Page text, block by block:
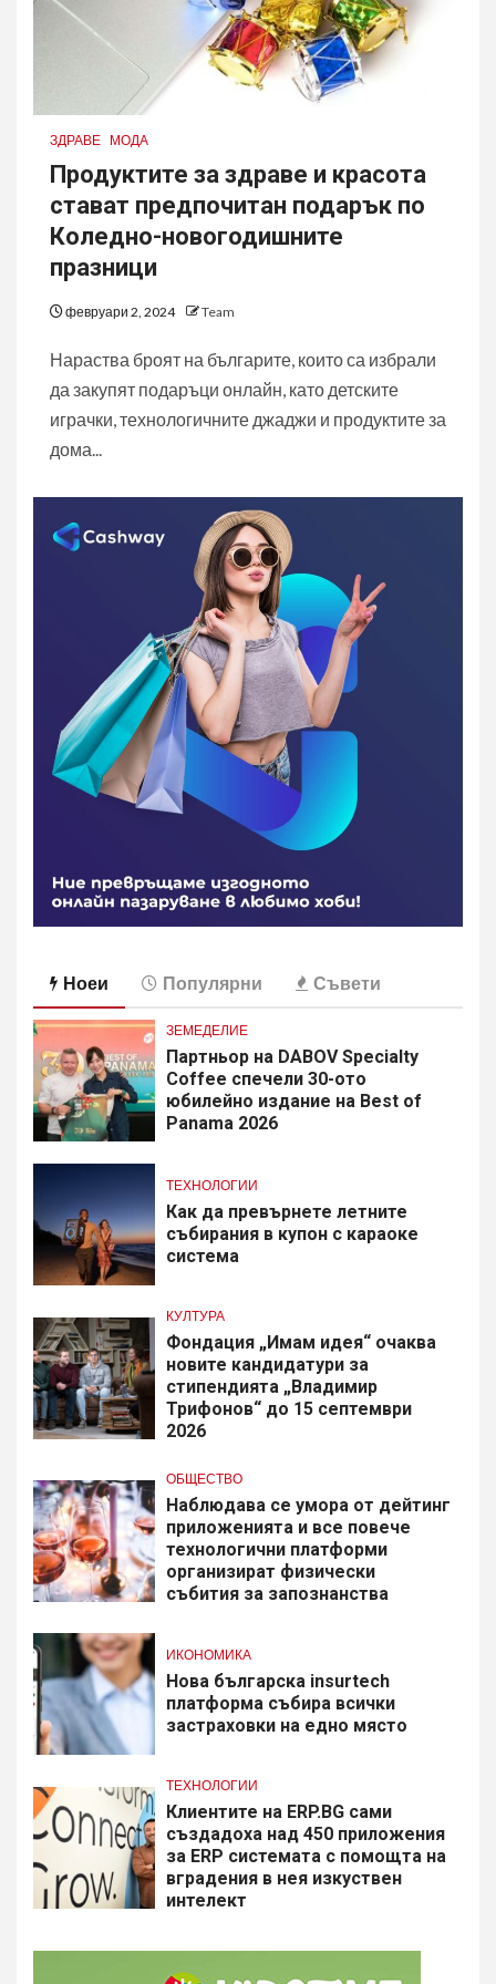
ЗДРАВЕ МОДА
Продуктите за здраве и красота
стават предпочитан подарък по
Коледно-новогодишните
празници
февруари 2, 2024 Team
Нараства броят на българите, които са избрали
да закупят подаръци онлайн, като детските
играчки, технологичните джаджи и продуктите за
дома...
Ноеи Популярни Съвети
ЗЕМЕДЕЛИЕ
Партньор на DABOV Specialty
Coffee спечели 30-ото
юбилейно издание на Best of
Panama 2026
ТЕХНОЛОГИИ
Как да превърнете летните
събирания в купон с караоке
система
КУЛТУРА
Фондация „Имам идея“ очаква
новите кандидатури за
стипендията „Владимир
Трифонов“ до 15 септември
2026
ОБЩЕСТВО
Наблюдава се умора от дейтинг
приложенията и все повече
технологични платформи
организират физически
събития за запознанства
ИКОНОМИКА
Нова българска insurtech
платформа събира всички
застраховки на едно място
ТЕХНОЛОГИИ
Клиентите на ERP.BG сами
създадоха над 450 приложения
за ERP системата с помощта на
вградения в нея изкуствен
интелект